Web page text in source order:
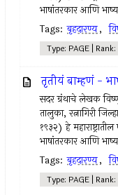
भाषांतरकार आणि
Tags: बृहदारण्य,
Type: PAGE |
तृतीयं बाम्हणं -
सदर ग्रंथाचे लेखक
तालुका, रत्नागिरी
१९३२) हे
भाषांतरकार आणि
Tags: बृहदारण्य,
Type: PAGE |